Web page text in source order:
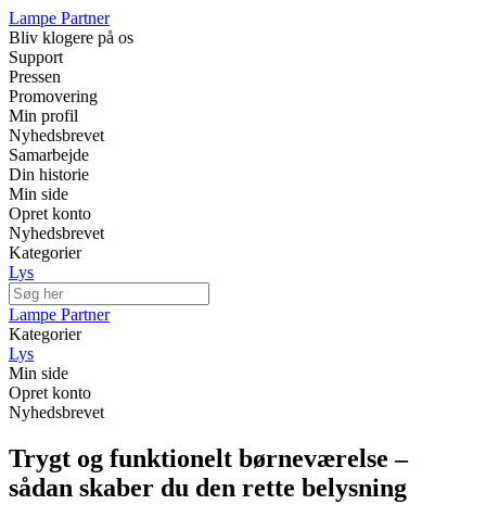
Lampe Partner
Bliv klogere på os
Support
Pressen
Promovering
Min profil
Nyhedsbrevet
Samarbejde
Din historie
Min side
Opret konto
Nyhedsbrevet
Kategorier
Lys
Lampe Partner
Kategorier
Lys
Min side
Opret konto
Nyhedsbrevet
Trygt og funktionelt børneværelse –
sådan skaber du den rette belysning